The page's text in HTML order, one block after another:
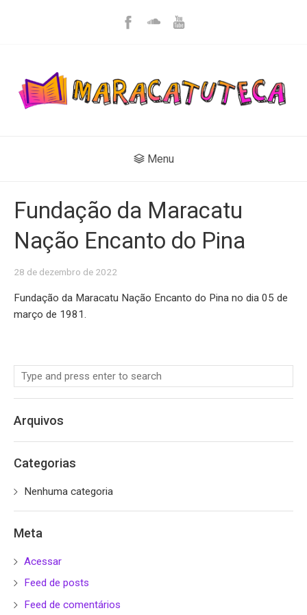
Menu
Fundação da Maracatu
Nação Encanto do Pina
28 de dezembro de 2022
Fundação da Maracatu Nação Encanto do Pina no dia 05 de
março de 1981.
Arquivos
Categorias
Nenhuma categoria
Meta
Acessar
Feed de posts
Feed de comentários